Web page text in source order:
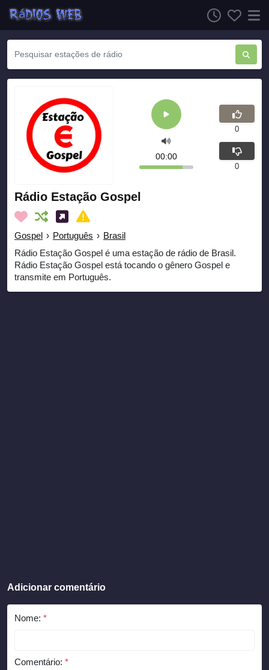
Rádio Estação Gospel
Gospel › Português › Brasil
Rádio Estação Gospel é uma estação de rádio de Brasil.
Rádio Estação Gospel está tocando o gênero Gospel e
transmite em Português.
00:00
0
0
Adicionar comentário
Nome: *
Comentário: *